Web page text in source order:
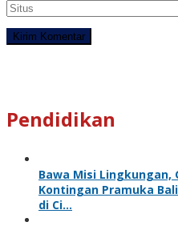
Pendidikan
Bawa Misi Lingkungan,
Kontingan Pramuka
di Ci…